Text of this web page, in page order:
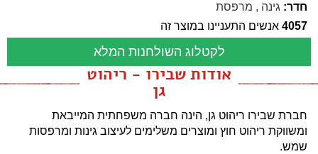
חדר: גינה , מרפסת
4057 אנשים התעניינו במוצר זה
לקטלוג השולחנות המלא
אודות שבירו - ריהוט
גן
חברת שבירו ריהוט גן, הינה חברה משפחתית המייבאת
ומשווקת ריהוט חוץ ומוצרים משלימים לעיצוב גינות ומרפסות
שמש.